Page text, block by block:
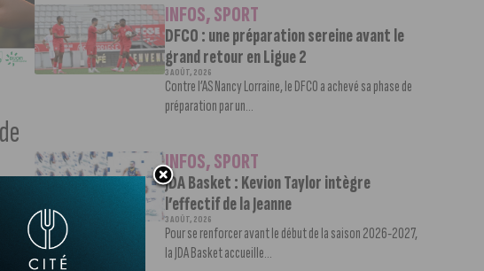
INFOS,SPORT
DFCO : une préparation sereine avant le
grand retour en Ligue 2
3 AOÛT, 2026
Contre l’AS Nancy Lorraine, le DFCO a achevé sa phase de
préparation par un...
INFOS,SPORT
JDA Basket : Kevion Taylor intègre
l’effectif de la Jeanne
3 AOÛT, 2026
Pour se renforcer avant le début de la saison 2026-2027,
la JDA Basket accueille...